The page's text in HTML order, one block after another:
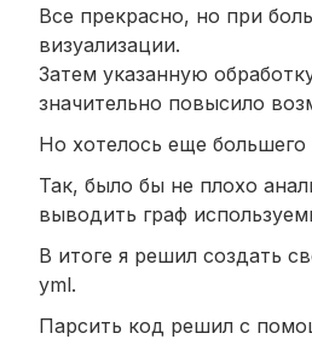
Все прекрасно, но при
визуализации.
Затем указанную
значительно повысило
Но хотелось еще большего
Так, было бы не плохо
выводить граф
В итоге я решил создать
yml.
Парсить код решил с